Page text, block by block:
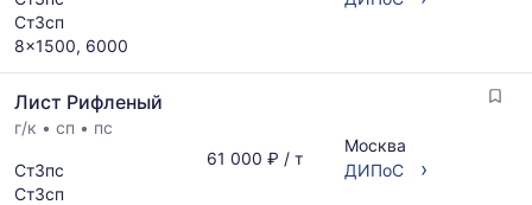
Ст3сп
8x1500, 6000
Лист Рифленый
г/к • сп • пс
Ст3пс
Ст3сп
61 000 ₽ / т
Москва
ДИПоС
›